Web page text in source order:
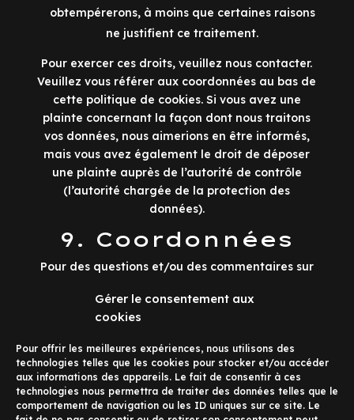
Gérer le consentement aux
cookies
Pour offrir les meilleures expériences, nous utilisons des
technologies telles que les cookies pour stocker et/ou accéder
aux informations des appareils. Le fait de consentir à ces
technologies nous permettra de traiter des données telles que le
comportement de navigation ou les ID uniques sur ce site. Le
obtempérerons, à moins que certaines raisons
ne justifient ce traitement.
Pour exercer ces droits, veuillez nous contacter.
Veuillez vous référer aux coordonnées au bas de
cette politique de cookies. Si vous avez une
plainte concernant la façon dont nous traitons
vos données, nous aimerions en être informés,
mais vous avez également le droit de déposer
une plainte auprès de l’autorité de contrôle
(l’autorité chargée de la protection des
données).
9. Coordonnées
Pour des questions et/ou des commentaires sur
veuillez nous contacter en utilisant les
coordonnées suivantes :
Travel Food Truck
38 TER rue Antoine Polotti 38600 Fontaine
France
Site web : https://travelfoodtruck.fr